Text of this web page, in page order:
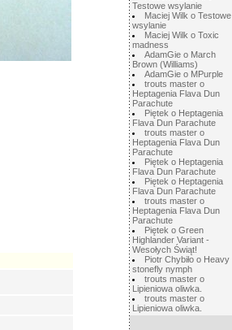
Testowe wsylanie
Maciej Wilk o Testowe
wsylanie
Maciej Wilk o Toxic
madness
AdamGie o March
Brown (Williams)
AdamGie o MPurple
trouts master o
Heptagenia Flava Dun
Parachute
Piętek o Heptagenia
Flava Dun Parachute
trouts master o
Heptagenia Flava Dun
Parachute
Piętek o Heptagenia
Flava Dun Parachute
Piętek o Heptagenia
Flava Dun Parachute
trouts master o
Heptagenia Flava Dun
Parachute
Piętek o Green
Highlander Variant -
Wesołych Świąt!
Piotr Chybiło o Heavy
stonefly nymph
trouts master o
Lipieniowa oliwka.
trouts master o
Lipieniowa oliwka.